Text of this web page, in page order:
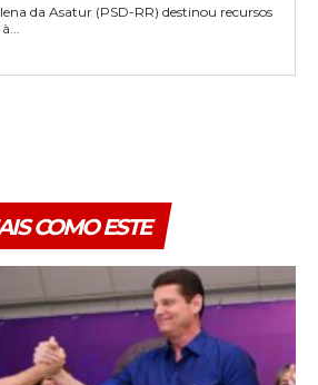
da Asatur (PSD-RR) destinou recursos
COMO ESTE